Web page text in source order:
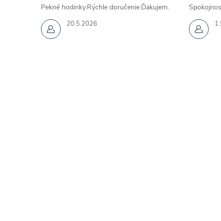
20.5.2026
Pekné hodinky.Rýchle doručenie.Ďakujem.